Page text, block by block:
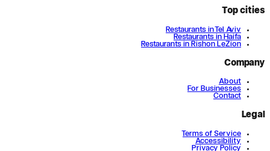
Top cities
Restaurants in Tel Aviv
Restaurants in Haifa
Restaurants in Rishon LeZion
Company
About
For Businesses
Contact
Legal
Terms of Service
Accessibility
Privacy Policy